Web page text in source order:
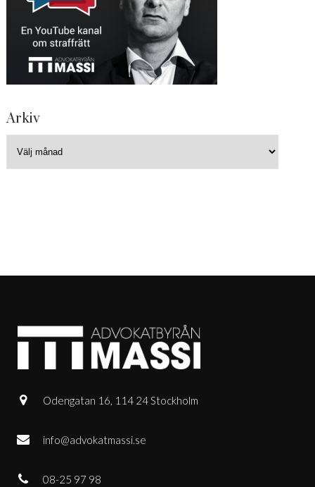
Arkiv
Odengatan 16, 114 24 Stockholm
info@advokatmassi.se
08-25 97 98